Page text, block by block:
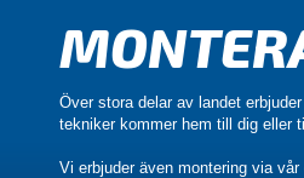
Över stora delar av landet
tekniker kommer hem till dig eller
Vi erbjuder även montering via